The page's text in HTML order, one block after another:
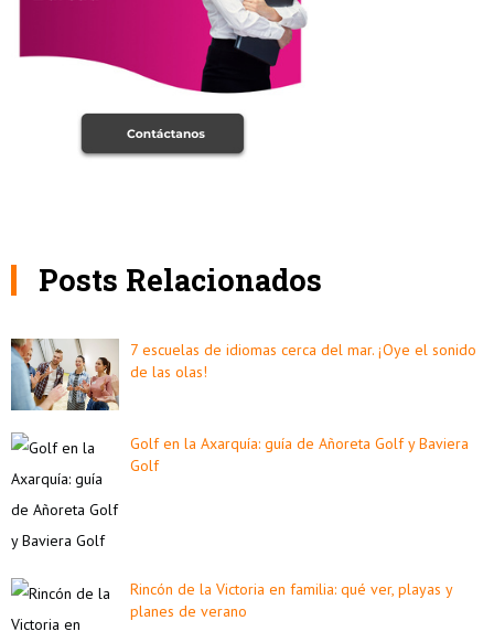
Posts Relacionados
7 escuelas de idiomas cerca del mar. ¡Oye el sonido
de las olas!
Golf en la Axarquía: guía de Añoreta Golf y Baviera
Golf
Rincón de la Victoria en familia: qué ver, playas y
planes de verano